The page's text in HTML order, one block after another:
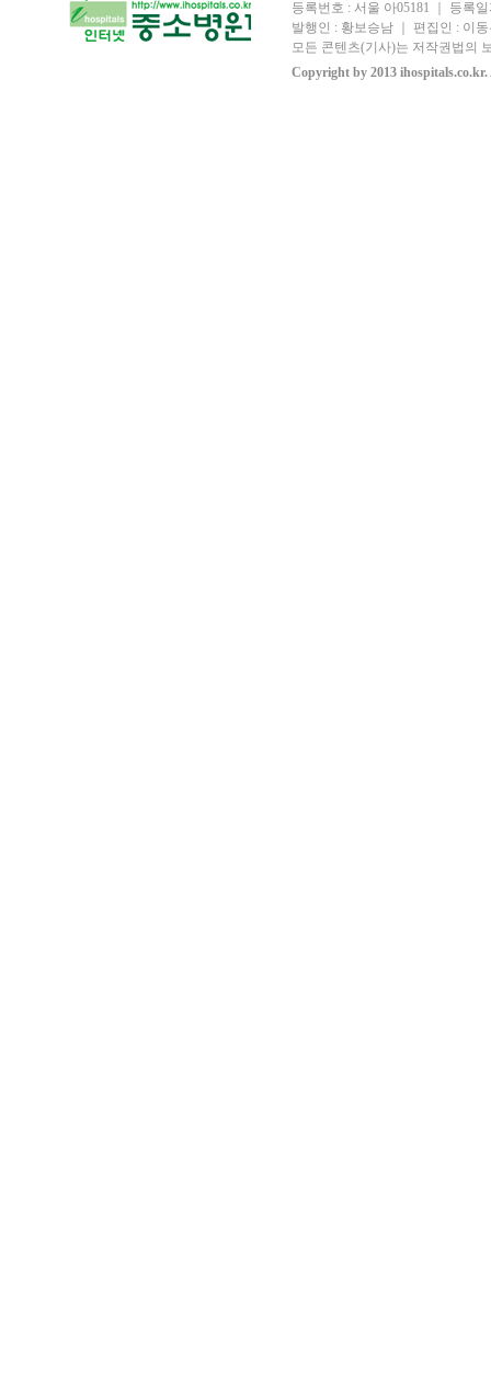
등록번호 : 서울 아05181 ｜ 등록
발행인 : 황보승남 ｜ 편집인 : 이
모든 콘텐츠(기사)는 저작권법의
Copyright by 2013 ihospitals.co.kr.